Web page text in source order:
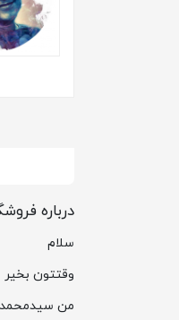
درباره
سلام
وقتتون بخیر
من